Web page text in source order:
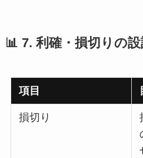
📊 7. 利確・損切りの
項目
損切り